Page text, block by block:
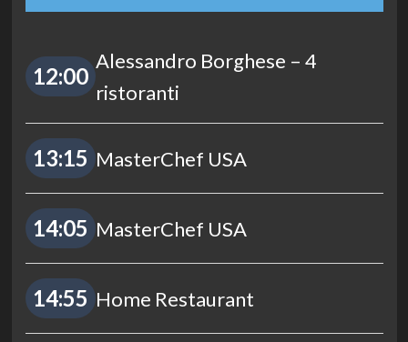
12:00
Alessandro Borghese – 4
ristoranti
13:15 MasterChef USA
14:05 MasterChef USA
14:55 Home Restaurant